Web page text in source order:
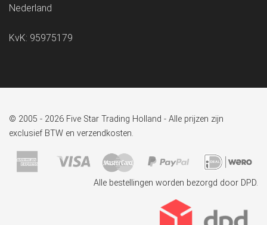
Nederland
KvK: 95975179
© 2005 - 2026 Five Star Trading Holland - Alle prijzen zijn
exclusief BTW en verzendkosten.
Alle bestellingen worden bezorgd door DPD.